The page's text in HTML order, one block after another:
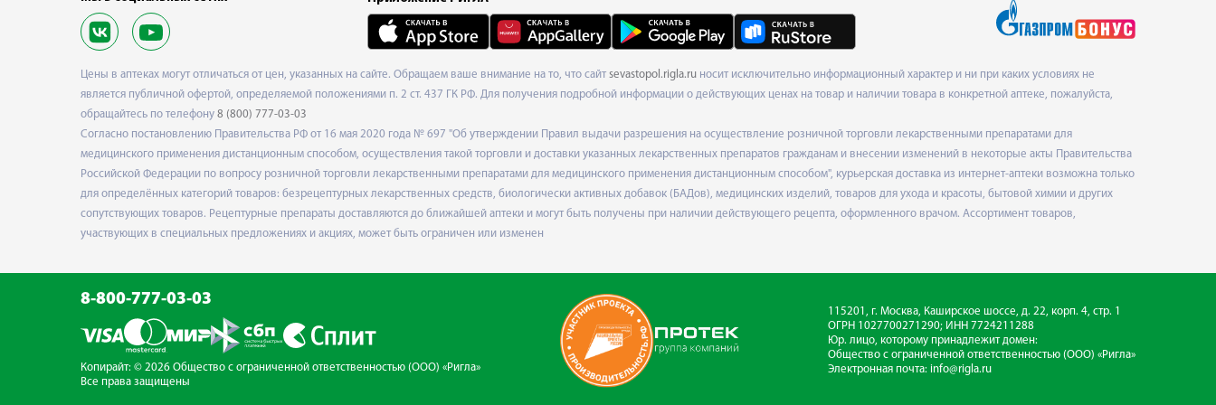
Цены в аптеках могут отличаться от цен, указанных на сайте. Обращаем ваше внимание на то, что сайт sevastopol.rigla.ru носит исключительно информационный характер и ни при каких условиях не
является публичной офертой, определяемой положениями п. 2 ст. 437 ГК РФ. Для получения подробной информации о действующих ценах на товар и наличии товара в конкретной аптеке, пожалуйста,
обращайтесь по телефону 8 (800) 777-03-03
Согласно постановлению Правительства РФ от 16 мая 2020 года № 697 "Об утверждении Правил выдачи разрешения на осуществление розничной торговли лекарственными препаратами для
медицинского применения дистанционным способом, осуществления такой торговли и доставки указанных лекарственных препаратов гражданам и внесении изменений в некоторые акты Правительства
Российской Федерации по вопросу розничной торговли лекарственными препаратами для медицинского применения дистанционным способом", курьерская доставка из интернет-аптеки возможна только
для определённых категорий товаров: безрецептурных лекарственных средств, биологически активных добавок (БАДов), медицинских изделий, товаров для ухода и красоты, бытовой химии и других
сопутствующих товаров. Рецептурные препараты доставляются до ближайшей аптеки и могут быть получены при наличии действующего рецепта, оформленного врачом. Ассортимент товаров,
участвующих в специальных предложениях и акциях, может быть ограничен или изменен
8-800-777-03-03
Копирайт: © 2026 Общество с ограниченной ответственностью (ООО) «Ригла»
Все права защищены
115201, г. Москва, Каширское шоссе, д. 22, корп. 4, стр. 1
ОГРН 1027700271290; ИНН 7724211288
Юр. лицо, которому принадлежит домен:
Общество с ограниченной ответственностью (ООО) «Ригла»
Электронная почта: info@rigla.ru